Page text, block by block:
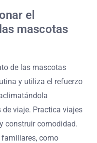
el
mascotas